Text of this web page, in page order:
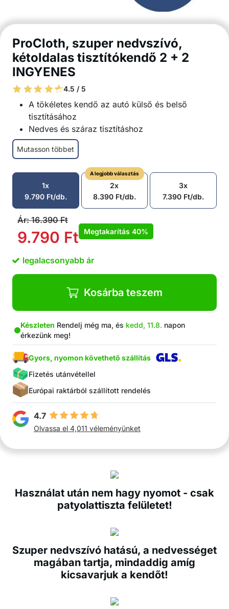
ProCloth, szuper nedvszívó,
kétoldalas tisztítókendő 2 + 2
INGYENES
4.5 / 5
A tökéletes kendő az autó külső és belső
tisztításához
Nedves és száraz tisztításhoz
Velőrből és mikroszálas anyagból készült, nem
hagy nyomot
Nem károsítja a felületeket
Az autó minden külső alkatrészéhez és az
üveghez
Műszerfalhoz, bőrülésekhez, porhoz és nedves
foltokhoz
Kétoldalas kialakítás a gyors munka érdekében
Tartós és mosógépben mosható
használható
A csomag tartalma: 2x szuper nedvszívó
tisztítókendő 30x30 cm + 2x INGYENES
tisztítókendő
Mutasson többet
1x
9.790 Ft/db.
A legjobb választás
2x
8.390 Ft/db.
3x
7.390 Ft/db.
Ár:16.390Ft
9.790 Ft Megtakarítás 40%
legalacsonyabb ár
Kosárba teszem
Készleten Rendelj még ma, és kedd, 11.8. napon
érkezünk meg!
Gyors, nyomon követhető szállítás
Fizetés utánvétellel
Európai raktárból szállított rendelés
4.7
Olvassa el 4,011 véleményünket
Használat után nem hagy nyomot - csak
patyolattiszta felületet!
Szuper nedvszívó hatású, a nedvességet
magában tartja, mindaddig amíg
kicsavarjuk a kendőt!